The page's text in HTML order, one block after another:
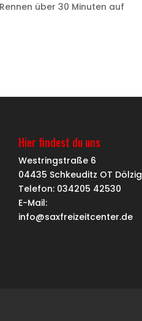
über 30 Minuten auf
Hier findest du uns
Westringstraße 6
04435 Schkeuditz OT Dölzig
Telefon: 034205 42530
E-Mail:
info@saxfreizeitcenter.de